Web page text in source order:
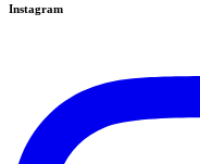
Instagram